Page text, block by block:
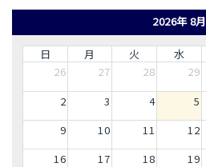
2026年 8月
日 月 火 水
26
27 28 29
2
3 4 5
9
10 11 12
16
17 18 19